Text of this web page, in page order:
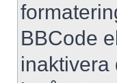
BBCode
inaktivera